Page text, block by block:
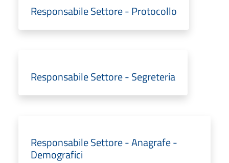
Responsabile Settore - Protocollo
Responsabile Settore - Segreteria
Responsabile Settore - Anagrafe -
Demografici